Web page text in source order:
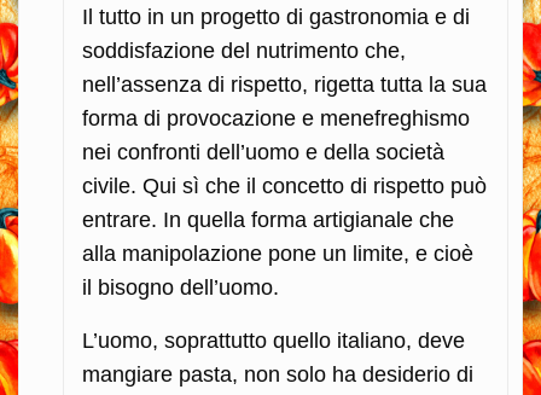
Il tutto in un progetto di gastronomia e di
soddisfazione del nutrimento che,
nell’assenza di rispetto, rigetta tutta la sua
forma di provocazione e menefreghismo
nei confronti dell’uomo e della società
civile. Qui sì che il concetto di rispetto può
entrare. In quella forma artigianale che
alla manipolazione pone un limite, e cioè
il bisogno dell’uomo.
L’uomo, soprattutto quello italiano, deve
mangiare pasta, non solo ha desiderio di